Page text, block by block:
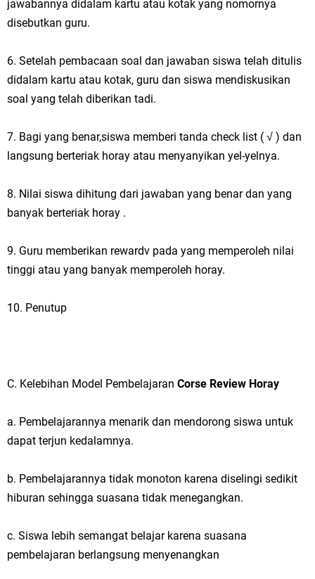
jawabannya didalam kartu atau kotak yang nomornya
disebutkan guru.
6. Setelah pembacaan soal dan jawaban siswa telah ditulis
didalam kartu atau kotak, guru dan siswa mendiskusikan
soal yang telah diberikan tadi.
7. Bagi yang benar,siswa memberi tanda check list ( √ ) dan
langsung berteriak horay atau menyanyikan yel-yelnya.
8. Nilai siswa dihitung dari jawaban yang benar dan yang
banyak berteriak horay .
9. Guru memberikan rewardv pada yang memperoleh nilai
tinggi atau yang banyak memperoleh horay.
10. Penutup
C. Kelebihan Model Pembelajaran Corse Review Horay
a. Pembelajarannya menarik dan mendorong siswa untuk
dapat terjun kedalamnya.
b. Pembelajarannya tidak monoton karena diselingi sedikit
hiburan sehingga suasana tidak menegangkan.
c. Siswa lebih semangat belajar karena suasana
pembelajaran berlangsung menyenangkan